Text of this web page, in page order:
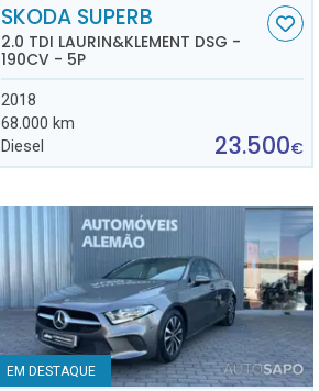
SKODA SUPERB
2.0 TDI LAURIN&KLEMENT DSG -
190CV - 5P
2018
68.000 km
Diesel
23.500€
EM DESTAQUE